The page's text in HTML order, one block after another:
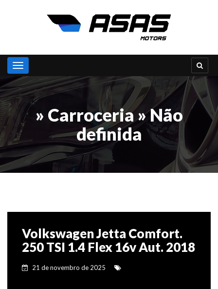
Toggle navigation
» Carroceria » Não
definida
Volkswagen Jetta Comfort.
250 TSI 1.4 Flex 16v Aut. 2018
21 de novembro de 2025